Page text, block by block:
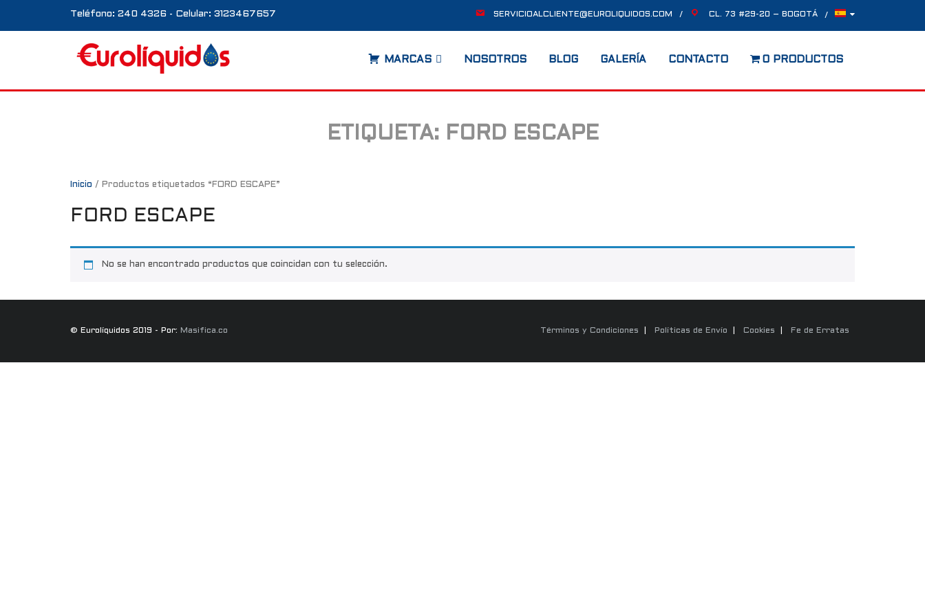
Teléfono: 240 4326 - Celular: 3123467657 SERVICIOALCLIENTE@EUROLIQUIDOS.COM CL. 73 #29-20 – BOGOTÁ
MARCAS NOSOTROS BLOG GALERÍA CONTACTO 0 PRODUCTOS
ETIQUETA: FORD ESCAPE
Inicio / Productos etiquetados “FORD ESCAPE”
FORD ESCAPE
No se han encontrado productos que coincidan con tu selección.
© Eurolíquidos 2019 - Por: Masifica.co Términos y Condiciones Políticas de Envío Cookies Fe de Erratas